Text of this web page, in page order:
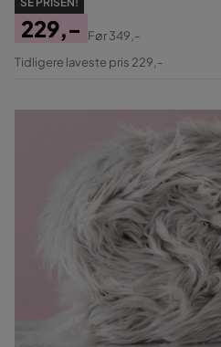
Pris
229,-
Original
Før349,-
Tidligere laveste pris 229,-